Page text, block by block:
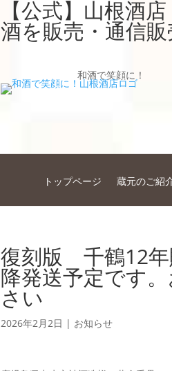
【公式】山根酒
酒を販売・通信
和酒で笑顔に！
トップページ 蔵元のご紹
復刻版 千鶴12年
降発送予定です
さい
2026年2月2日 | お知らせ